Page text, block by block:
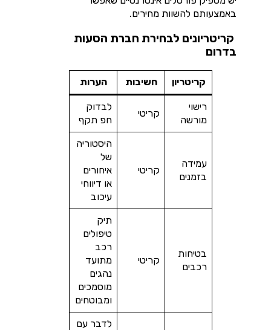
באמצעותם להשוות מחירים.
קריטריונים לבחירת חברת הסעות
בדרום
קריטריון חשיבות הערות
רישוי
מורשה
קריטי
לבדוק
חפ תקף
עמידה
בזמנים
קריטי
היסטוריה
של
איחורים
או דיווחי
עיכוב
בטיחות
רכבים
קריטי
תיק
טיפולים
רכב
מתועד
נהגים
מוסמכים
ומבוטחים
לדבר עם